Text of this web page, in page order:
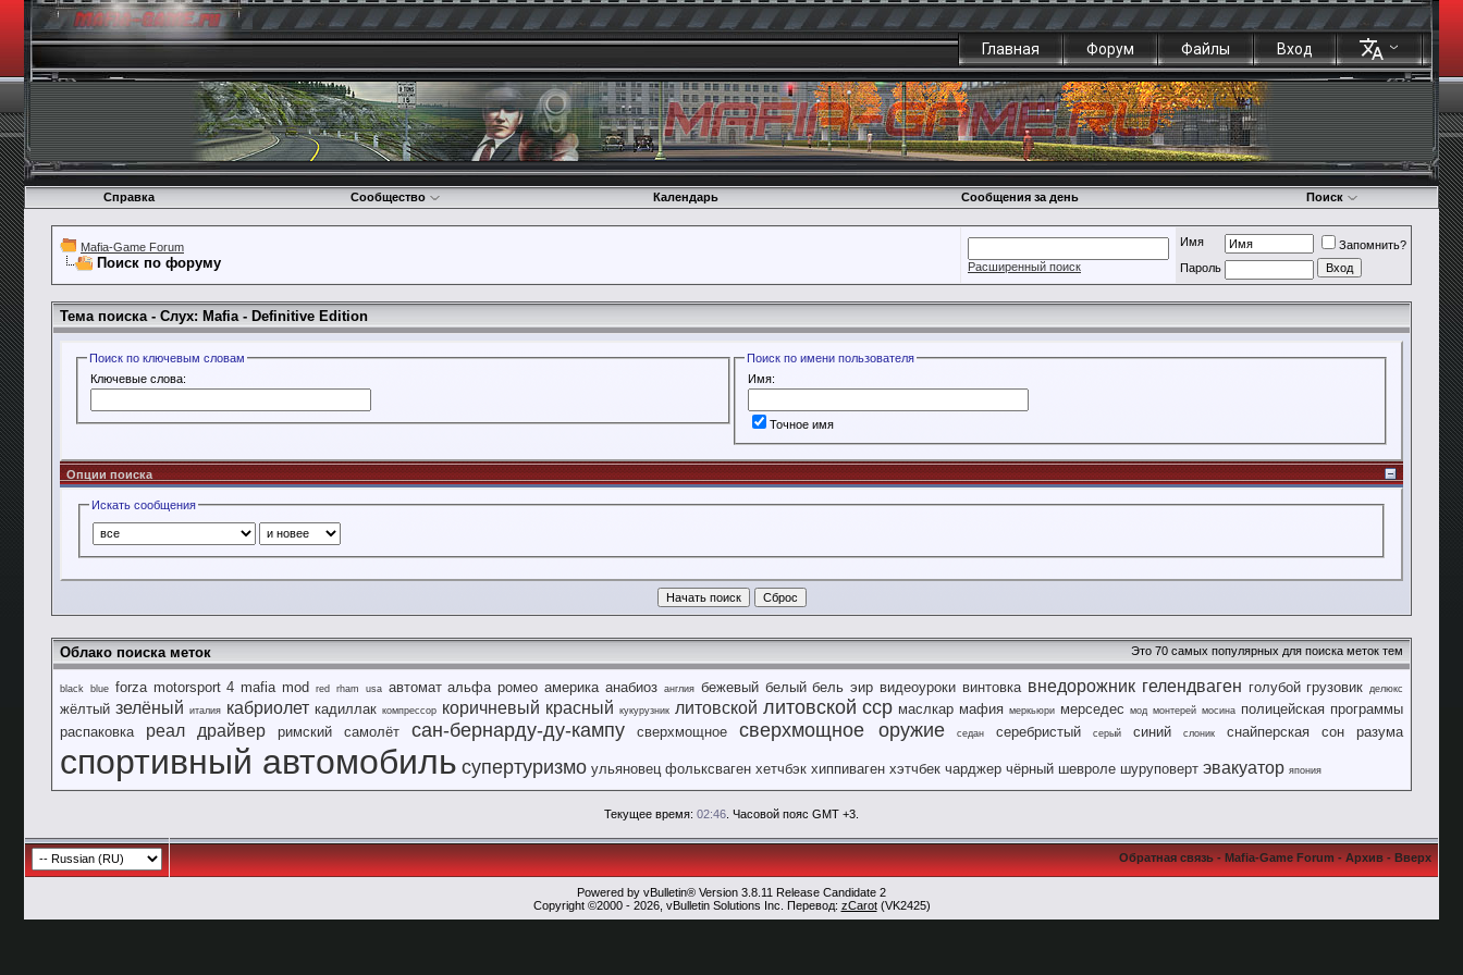
Главная Форум Файлы Вход
Справка Сообщество Календарь Сообщения за день Поиск
Mafia-Game Forum
Поиск по форуму Расширенный поиск
Имя
Запомнить?
Пароль
Тема поиска - Слух: Mafia - Definitive Edition
Поиск по ключевым словам
Ключевые слова:
Поиск по имени пользователя
Имя:
Точное имя
Опции поиска
Искать сообщения
Это 70 самых популярных для поиска меток тем
Облако поиска меток
black blue forza motorsport 4 mafia mod red rham usa автомат альфа ромео америка анабиоз англия бежевый белый бель эир видеоуроки винтовка внедорожник гелендваген голубой грузовик делюкс
жёлтый зелёный италия кабриолет кадиллак компрессор коричневый красный кукурузник литовской литовской сср маслкар мафия меркьюри мерседес мод монтерей мосина полицейская программы
распаковка
реал драйвер римский самолёт сан-бернарду-ду-кампу сверхмощное сверхмощное оружие седан серебристый серый синий слоник снайперская сон разума
спортивный автомобиль супертуризмо ульяновец фольксваген хетчбэк хиппиваген хэтчбек чарджер чёрный шевроле шуруповерт эвакуатор япония
Текущее время: 02:46 . Часовой пояс GMT +3.
Обратная связь-Mafia-Game Forum-Архив-Вверх
Powered by vBulletin® Version 3.8.11 Release Candidate 2
Copyright ©2000 - 2026, vBulletin Solutions Inc. Перевод: zCarot(VK2425)